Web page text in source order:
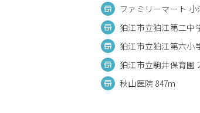
ファミリーマート
狛江市立狛江第二中
狛江市立狛江第六小
狛江市立駒井保育園
秋山医院 847m